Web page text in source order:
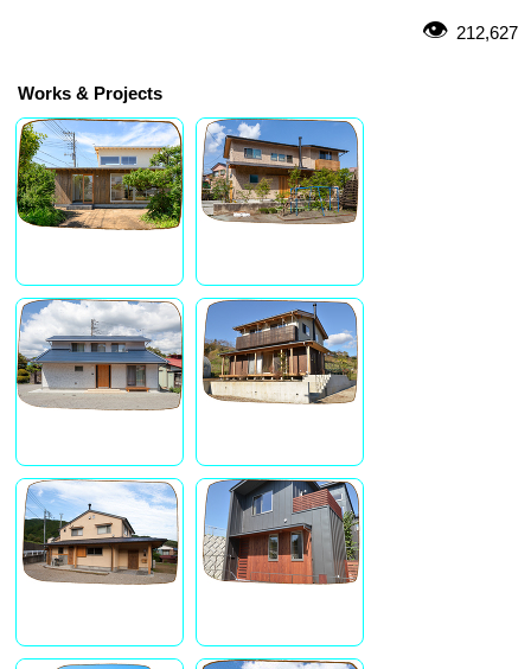
212,627
Works & Projects